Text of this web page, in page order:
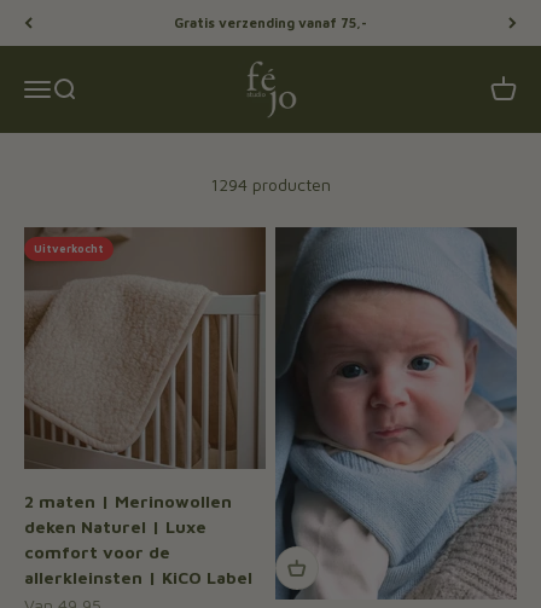
Gratis verzending vanaf 75,-
MenuZoeken
Féjo Studio
1294 producten
Uitverkocht
2 maten | Merinowollen
deken Naturel | Luxe
comfort voor de
allerkleinsten | KiCO Label